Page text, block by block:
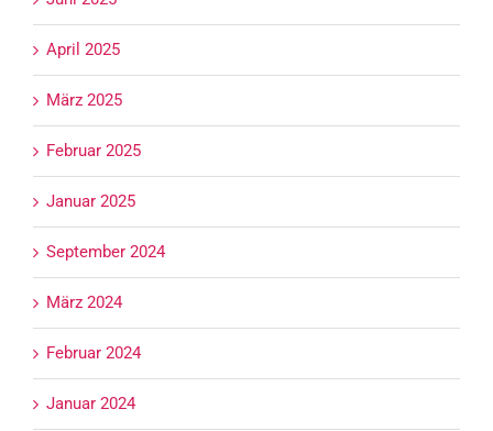
April 2025
März 2025
Februar 2025
Januar 2025
September 2024
März 2024
Februar 2024
Januar 2024